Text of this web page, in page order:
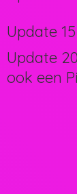
Update
Update
ook een